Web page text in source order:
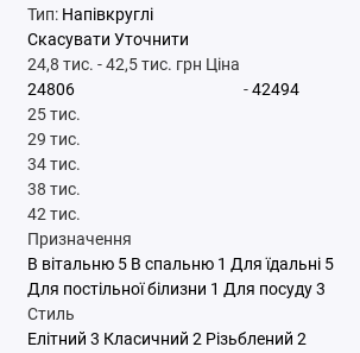
Тип: Напівкруглі
Скасувати Уточнити
24,8 тис. -42,5 тис. грн Ціна
-
25 тис.
29 тис.
34 тис.
38 тис.
42 тис.
Призначення
В вітальню 5 В спальню 1 Для їдальні 5
Для постільної білизни 1 Для посуду 3
Стиль
Елітний 3 Класичний 2 Різьблений 2